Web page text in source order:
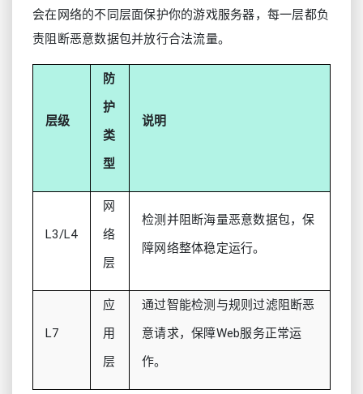
会在网络的不同层面保护你的游戏服务器，每一层都负
责阻断恶意数据包并放行合法流量。
层级
防
护
类
型
说明
L3/L4
网
络
层
检测并阻断海量恶意数据包，保
障网络整体稳定运行。
L7
应
用
层
通过智能检测与规则过滤阻断恶
意请求，保障Web服务正常运
作。